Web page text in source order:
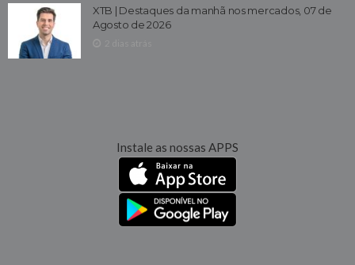
XTB | Destaques da manhã nos mercados, 07 de
Agosto de 2026
Instale as nossas APPS